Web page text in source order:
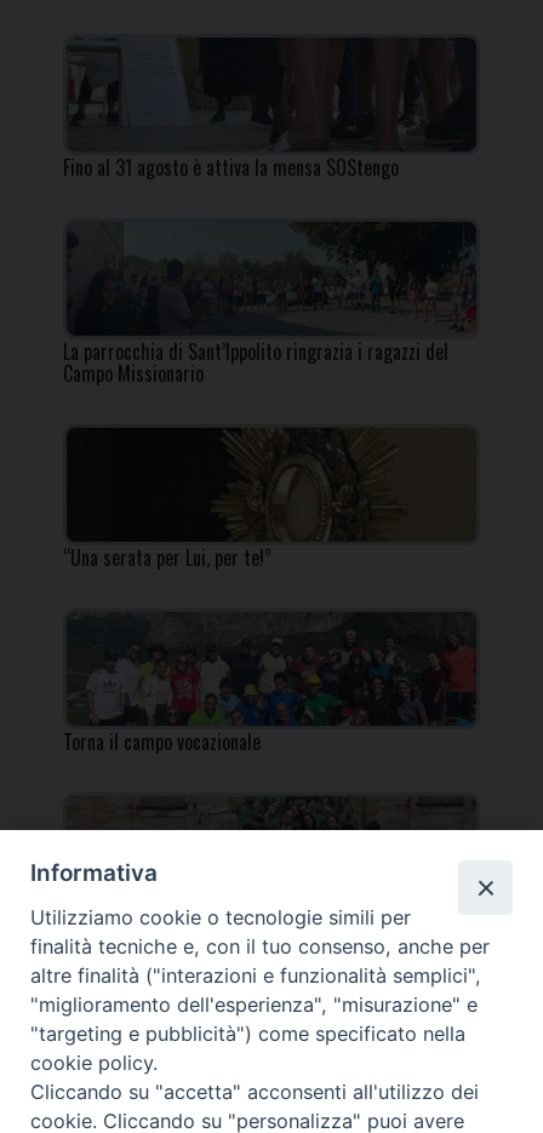
Fino al 31 agosto è attiva la mensa SOStengo
La parrocchia di Sant’Ippolito ringrazia i ragazzi del
Campo Missionario
“Una serata per Lui, per te!”
Torna il campo vocazionale
Torna il Campo Missionario Diocesano
_____________________________________________________
_____________________________
Informativa
Utilizziamo cookie o tecnologie simili per
finalità tecniche e, con il tuo consenso, anche per
altre finalità ("interazioni e funzionalità semplici",
"miglioramento dell'esperienza", "misurazione" e
"targeting e pubblicità") come specificato nella
cookie policy.
Cliccando su "accetta" acconsenti all'utilizzo dei
cookie. Cliccando su "personalizza" puoi avere